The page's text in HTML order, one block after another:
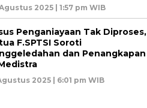
2025 | 1:57 pm WIB
Penganiayaan Tak Diproses,
F.SPTSI Soroti
dan Penangkapan
2025 | 6:01 pm WIB